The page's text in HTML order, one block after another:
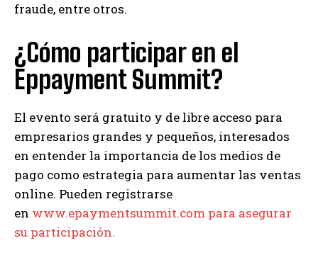
fraude, entre otros.
¿Cómo participar en el
Eppayment Summit?
El evento será gratuito y de libre acceso para
empresarios grandes y pequeños, interesados
en entender la importancia de los medios de
pago como estrategia para aumentar las ventas
online. Pueden registrarse
en www.epaymentsummit.com para asegurar
su participación.